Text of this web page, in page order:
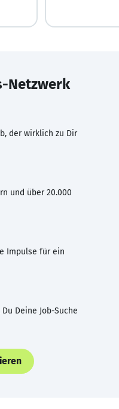
Netzwerk
der wirklich zu Dir
und über 20.000
Impulse für ein
Deine Job-Suche